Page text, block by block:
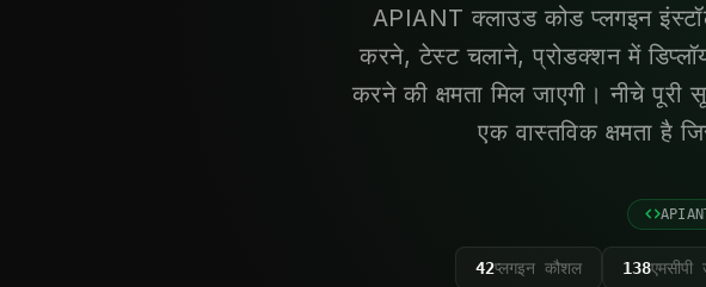
APIANT क्लाउड कोड प्लगइन
करने, टेस्ट चलाने, प्रोडक्शन में
करने की क्षमता मिल जाएगी। नीचे
एक वास्तविक क्षमता है
42प्लगइन कौशल 138एमसीपी